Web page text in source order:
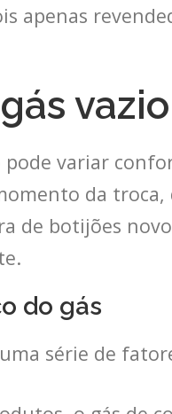
apenas
variar
da troca,
de botijões
do gás
série de